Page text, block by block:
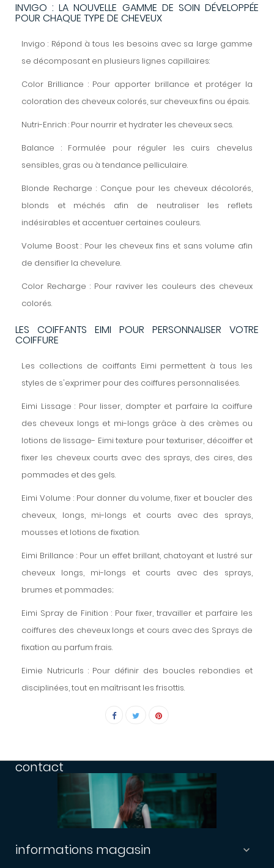
INVIGO : LA NOUVELLE GAMME DE SOIN DÉVELOPPÉE
POUR CHAQUE TYPE DE CHEVEUX
Invigo : Répond à tous les besoins avec sa large gamme
se décomposant en plusieurs lignes capillaires:
Color Brilliance : Pour apporter brillance et protéger la
coloration des cheveux colorés, sur cheveux fins ou épais.
Nutri-Enrich : Pour nourrir et hydrater les cheveux secs.
Balance : Formulée pour réguler les cuirs chevelus
sensibles, gras ou à tendance pelliculaire.
Blonde Recharge : Conçue pour les cheveux décolorés,
blonds et méchés afin de neutraliser les reflets
indésirables et accentuer certaines couleurs.
Volume Boost : Pour les cheveux fins et sans volume afin
de densifier la chevelure.
Color Recharge : Pour raviver les couleurs des cheveux
colorés.
LES COIFFANTS EIMI POUR PERSONNALISER VOTRE
COIFFURE
Les collections de coiffants Eimi permettent à tous les
styles de s'exprimer pour des coiffures personnalisées.
Eimi Lissage : Pour lisser, dompter et parfaire la coiffure
des cheveux longs et mi-longs grâce à des crèmes ou
lotions de lissage- Eimi texture pour texturiser, décoiffer et
fixer les cheveux courts avec des sprays, des cires, des
pommades et des gels.
Eimi Volume : Pour donner du volume, fixer et boucler des
cheveux, longs, mi-longs et courts avec des sprays,
mousses et lotions de fixation.
Eimi Brillance : Pour un effet brillant, chatoyant et lustré sur
cheveux longs, mi-longs et courts avec des sprays,
brumes et pommades;
Eimi Spray de Finition : Pour fixer, travailler et parfaire les
coiffures des cheveux longs et cours avec des Sprays de
fixation au parfum frais.
Eimie Nutricurls : Pour définir des boucles rebondies et
disciplinées, tout en maîtrisant les frisottis.
contact
informations magasin 